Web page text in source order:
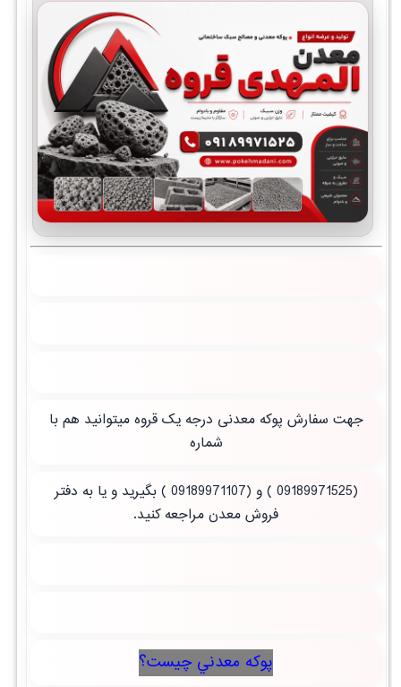
جهت سفارش پوکه معدنی درجه یک قروه میتوانید هم با
شماره
(09189971525 ) و (09189971107 ) بگیرید و یا به دفتر
فروش معدن مراجعه کنید.
پوكه معدني چيست؟